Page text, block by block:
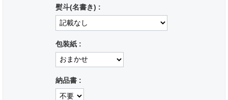
熨斗(名書き) :
包装紙 :
納品書 :